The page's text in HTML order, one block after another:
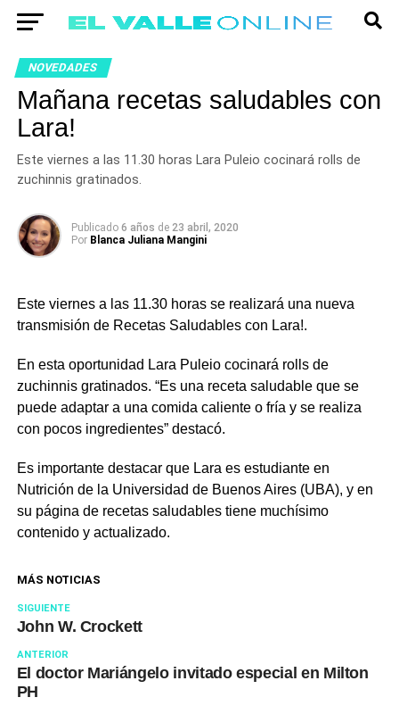
NOVEDADES
Mañana recetas saludables con
Lara!
Este viernes a las 11.30 horas Lara Puleio cocinará rolls de
zuchinnis gratinados.
Publicado 6 años de 23 abril, 2020
Por Blanca Juliana Mangini
Este viernes a las 11.30 horas se realizará una nueva
transmisión de Recetas Saludables con Lara!.
En esta oportunidad Lara Puleio cocinará rolls de
zuchinnis gratinados. “Es una receta saludable que se
puede adaptar a una comida caliente o fría y se realiza
con pocos ingredientes” destacó.
Es importante destacar que Lara es estudiante en
Nutrición de la Universidad de Buenos Aires (UBA), y en
su página de recetas saludables tiene muchísimo
contenido y actualizado.
MÁS NOTICIAS
SIGUIENTE
John W. Crockett
ANTERIOR
El doctor Mariángelo invitado especial en Milton
PH